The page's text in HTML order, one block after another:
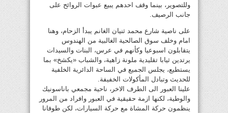
وللتصوير، بينما وقف احدهم يبيع عبوات الروائح على
جانب الرصيف.
على ناصية شارع محمد ثنيان الغانم يبدأ الزحام، وهنا
امام وخلف سوق الصالحية الغالبية من الهندوس
يتقابلون اسبوعيا وكأنهم في عرس، البنات والسيدات
يرتدين ثيابا تقليدية ملونة زاهية، والشباب «يكشخ» بما
يستطيع، يجلس الجميع في الساحة الدائرية الخلفية
للحديث وتبادل المأكولات الخفيفة.
علينا العبور الى الطرف الاخر، ناحية مجمعي باناسونيك
والوطية، لكنها ازمة حقيقية في العبور وافراد من المرور
ينظمون حركة المشاة مع حركة السيارات، لكن طوفانا